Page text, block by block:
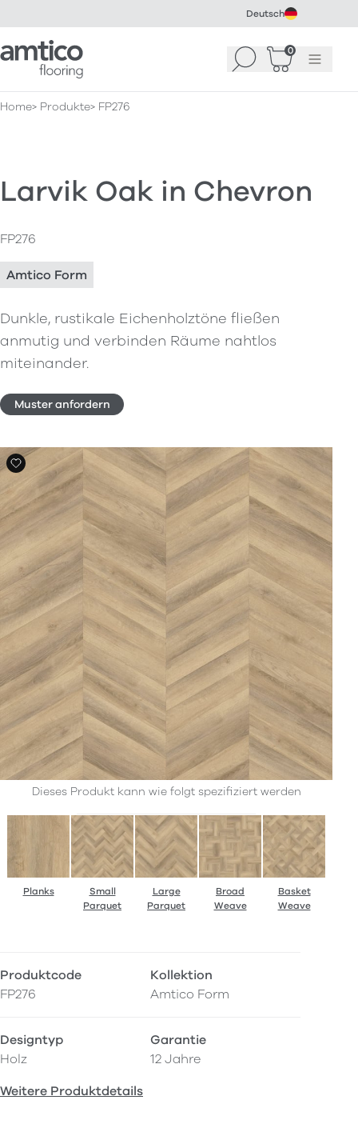
Deutsch
Amtico Flooring Suchen 0
WarenkorbMenü
Home Produkte FP276
Larvik Oak in Chevron
FP276
Amtico Form
Dunkle, rustikale Eichenholztöne fließen
anmutig und verbinden Räume nahtlos
miteinander.
Muster anfordern
Dieses Produkt kann wie folgt spezifiziert werden
Planks
Small
Parquet
Large
Parquet
Broad
Weave
Basket
Weave
Produktcode
FP276
Kollektion
Amtico Form
Designtyp
Holz
Garantie
12 Jahre
Weitere Produktdetails